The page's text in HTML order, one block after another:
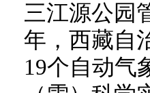
三江源公园
年，西藏自
19个自动气